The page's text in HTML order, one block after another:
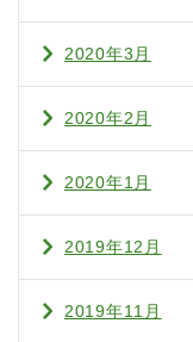
2020年3月
2020年2月
2020年1月
2019年12月
2019年11月